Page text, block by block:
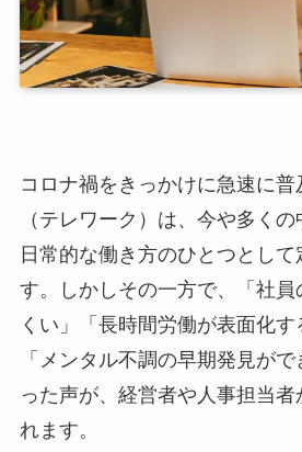
コロナ禍をきっかけに急速に
（テレワーク）は、今や多く
日常的な働き方のひとつとして
す。しかしその一方で、「社員
くい」「長時間労働が表面化す
「メンタル不調の早期発見が
った声が、経営者や人事担当
れます。